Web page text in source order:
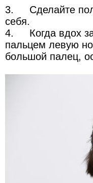
3.
Сделайте
себя.
4.
Когда вдох
пальцем левую
большой палец,